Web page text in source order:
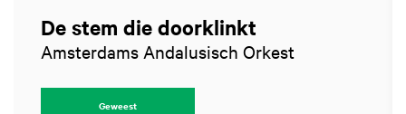
De stem die doorklinkt
Amsterdams Andalusisch Orkest
Geweest